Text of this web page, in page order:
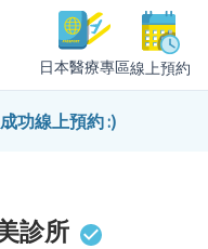
日本醫療專區線上預約
功線上預約 :)
診所